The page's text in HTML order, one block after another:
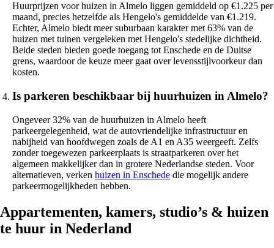
Huurprijzen voor huizen in Almelo liggen gemiddeld op €1.225 per
maand, precies hetzelfde als Hengelo's gemiddelde van €1.219.
Echter, Almelo biedt meer suburbaan karakter met 63% van de
huizen met tuinen vergeleken met Hengelo's stedelijke dichtheid.
Beide steden bieden goede toegang tot Enschede en de Duitse
grens, waardoor de keuze meer gaat over levensstijlvoorkeur dan
kosten.
Is parkeren beschikbaar bij huurhuizen in Almelo?
Ongeveer 32% van de huurhuizen in Almelo heeft
parkeergelegenheid, wat de autovriendelijke infrastructuur en
nabijheid van hoofdwegen zoals de A1 en A35 weergeeft. Zelfs
zonder toegewezen parkeerplaats is straatparkeren over het
algemeen makkelijker dan in grotere Nederlandse steden. Voor
alternatieven, verken huizen in Enschede die mogelijk andere
parkeermogelijkheden hebben.
Appartementen, kamers, studio’s & huizen
te huur in Nederland